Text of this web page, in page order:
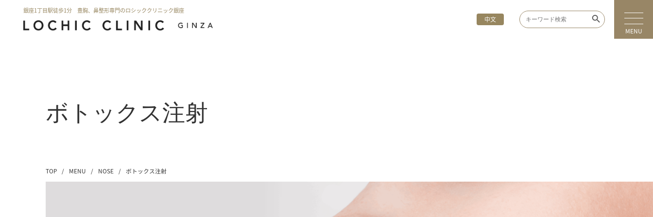
銀座1丁目駅徒歩1分 豊胸、鼻整形専門のロシッククリニック銀座
中文 Search
for:
Search Button
MENU
ボトックス注射
TOP / MENU / NOSE / ボトックス注射